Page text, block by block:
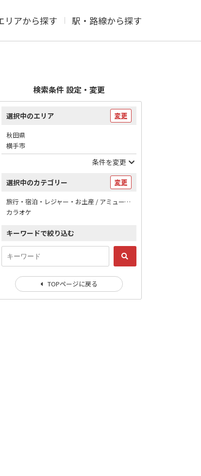
リアから探す 駅・路線から探す
検索条件 設定・変更
選択中のエリア 変更
秋田県
横手市
条件を変更
選択中のカテゴリー 変更
旅行・宿泊・レジャー・お土産 / アミューズメント
カラオケ
キーワードで絞り込む
TOPページに戻る